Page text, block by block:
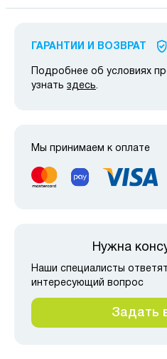
ГАРАНТИИ И ВОЗВРАТ
Подробнее об условиях
узнать здесь.
Мы принимаем к оплате
Нужна
Наши специалисты
интересующий вопрос
Задать